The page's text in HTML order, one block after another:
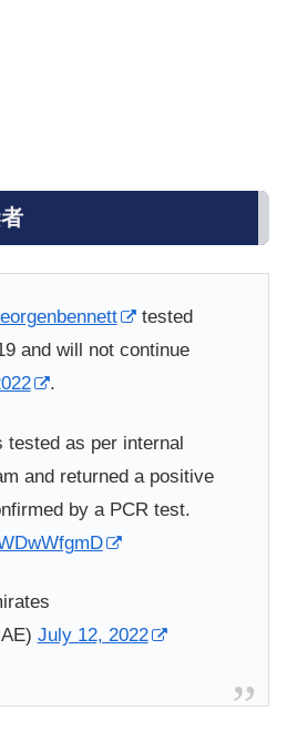
tested
and will not continue
.
tested as per internal
and returned a positive
by a PCR test.
July 12, 2022